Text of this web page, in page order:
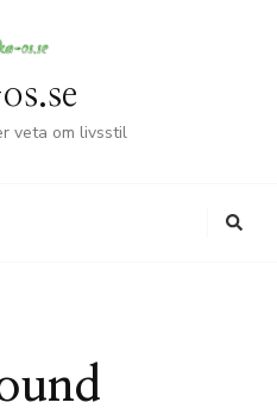
veta om livsstil